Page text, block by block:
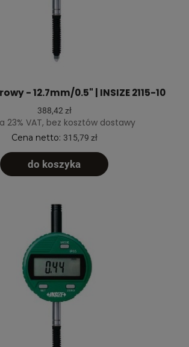
- 12.7mm/0.5" | INSIZE 2115-10
388,42 zł
23% VAT, bez kosztów dostawy
Cena netto: 315,79 zł
do koszyka